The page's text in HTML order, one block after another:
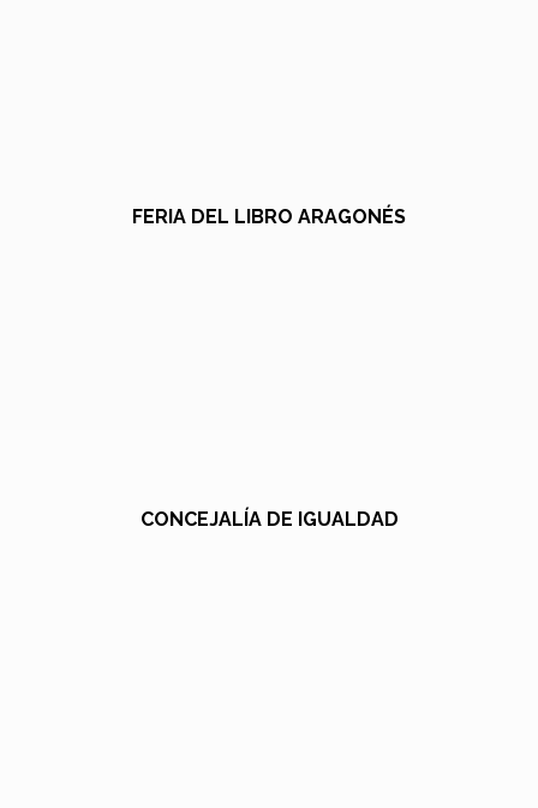
FERIA DEL LIBRO ARAGONÉS
CONCEJALÍA DE IGUALDAD